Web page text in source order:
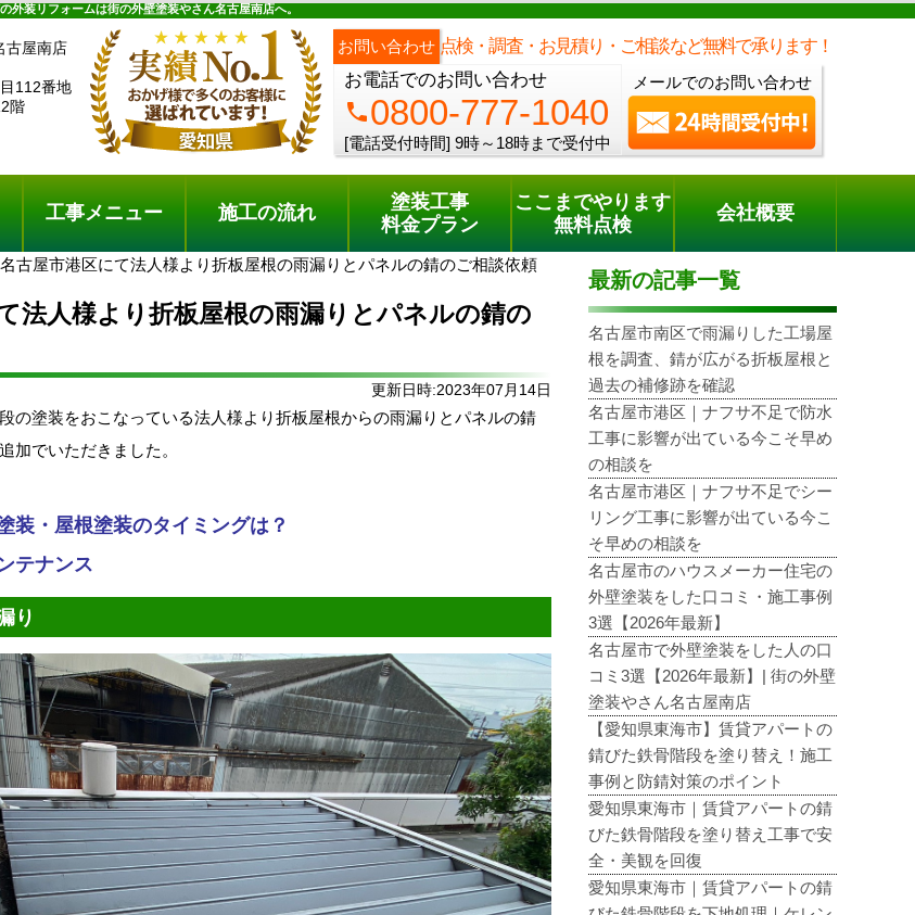
装リフォームは街の外壁塗装やさん名古屋南店へ。
古屋南店
112番地
階
お問い合わせ 点検・調査・お見積り・ご相談など無料で承ります！
お電話でのお問い合わせ
phone0800-777-1040
[電話受付時間] 9時～18時まで受付中
メールでのお問い合わせ
料金プラン 無料点検
電話でのご相談 [9時～18時まで受付中]
phone0800-777-1040
工事メニュー 施工の流れ
塗装工事
料金プラン
ここまでやります
無料点検
会社概要
名古屋市港区にて法人様より折板屋根の雨漏りとパネルの錆のご相談依頼
法人様より折板屋根の雨漏りとパネルの錆の
更新日時:2023年07月14日
の塗装をおこなっている法人様より折板屋根からの雨漏りとパネルの錆
加でいただきました。
装・屋根塗装のタイミングは？
テナンス
り
最新の記事一覧
名古屋市南区で雨漏りした工場屋
根を調査、錆が広がる折板屋根と
過去の補修跡を確認
名古屋市港区｜ナフサ不足で防水
工事に影響が出ている今こそ早め
の相談を
名古屋市港区｜ナフサ不足でシー
リング工事に影響が出ている今こ
そ早めの相談を
名古屋市のハウスメーカー住宅の
外壁塗装をした口コミ・施工事例
3選【2026年最新】
名古屋市で外壁塗装をした人の口
コミ3選【2026年最新】| 街の外壁
塗装やさん名古屋南店
【愛知県東海市】賃貸アパートの
錆びた鉄骨階段を塗り替え！施工
事例と防錆対策のポイント
愛知県東海市｜賃貸アパートの錆
びた鉄骨階段を塗り替え工事で安
全・美観を回復
愛知県東海市｜賃貸アパートの錆